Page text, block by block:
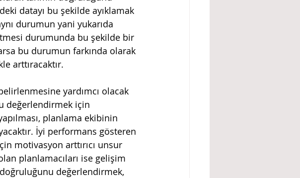
datayı bu şekilde ayıklamak
durumun yani yukarıda
durumunda bu şekilde bir
bu durumun farkında olarak
arttıracaktır.
değerlendirmek için
planlama ekibinin
İyi performans gösteren
motivasyon arttırıcı unsur
planlamacıları ise gelişim
değerlendirmek,